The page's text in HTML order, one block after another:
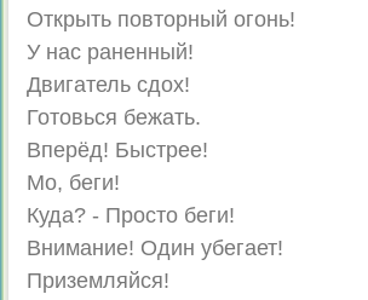
Открыть повторный огонь!
У нас раненный!
Двигатель сдох!
Готовься бежать.
Вперёд! Быстрее!
Мо, беги!
Куда? - Просто беги!
Внимание! Один убегает!
Приземляйся!